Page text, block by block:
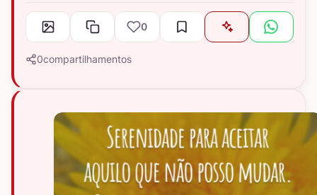
0
0compartilhamentos